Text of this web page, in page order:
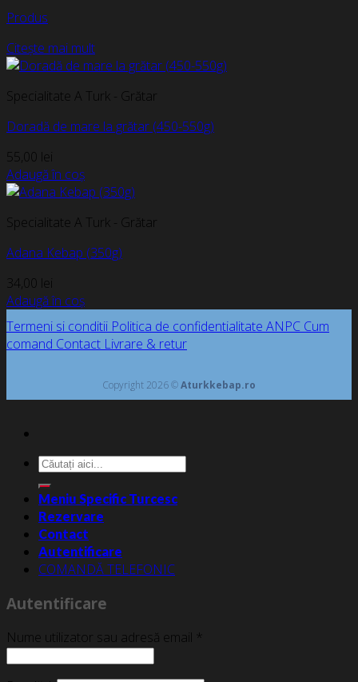
Produs
Citește mai mult
Specialitate A Turk - Grătar
Doradă de mare la grătar (450-550g)
55,00 lei
Adaugă în coș
Specialitate A Turk - Grătar
Adana Kebap (350g)
34,00 lei
Adaugă în coș
Termeni si conditii Politica de confidentialitate ANPC Cum
comand Contact Livrare & retur
Copyright 2026 ©Aturkkebap.ro
Caută
după:
Meniu Specific Turcesc
Rezervare
Contact
Autentificare
COMANDĂ TELEFONIC
Autentificare
Nume utilizator sau adresă email *